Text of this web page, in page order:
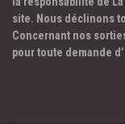
site. Nous déclinons
Concernant nos
pour toute demande